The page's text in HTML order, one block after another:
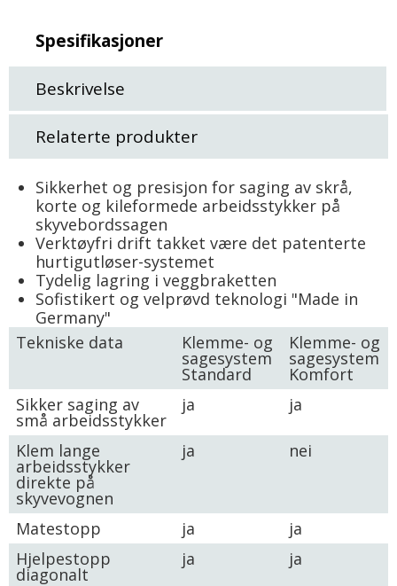
Spesifikasjoner
Beskrivelse
Relaterte produkter
Sikkerhet og presisjon for saging av skrå,
korte og kileformede arbeidsstykker på
skyvebordssagen
Verktøyfri drift takket være det patenterte
hurtigutløser-systemet
Tydelig lagring i veggbraketten
Sofistikert og velprøvd teknologi "Made in
Germany"
Tekniske data
Klemme- og
sagesystem
Standard
Klemme- og
sagesystem
Komfort
Sikker saging av
små arbeidsstykker
ja ja
Klem lange
arbeidsstykker
direkte på
skyvevognen
ja nei
Matestopp ja
ja
Hjelpestopp
diagonalt
ja ja